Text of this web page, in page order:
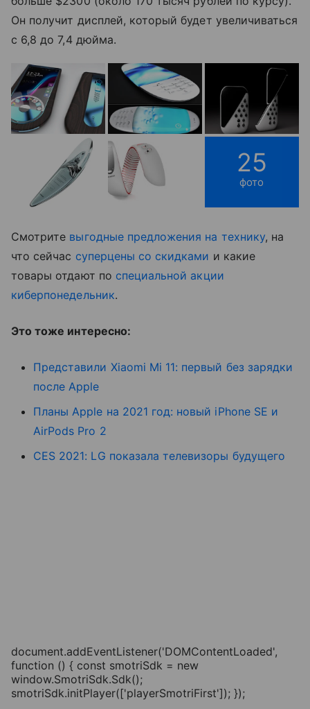
Он получит дисплей, который будет увеличиваться
с 6,8 до 7,4 дюйма.
25
фото
Смотрите выгодные предложения на технику, на
что сейчас суперцены со скидками и какие
товары отдают по специальной акции
киберпонедельник.
Это тоже интересно:
Представили Xiaomi Mi 11: первый без зарядки
после Apple
Планы Apple на 2021 год: новый iPhone SE и
AirPods Pro 2
CES 2021: LG показала телевизоры будущего
document.addEventListener('DOMContentLoaded',
function () { const smotriSdk = new
window.SmotriSdk.Sdk();
smotriSdk.initPlayer(['playerSmotriFirst']); });